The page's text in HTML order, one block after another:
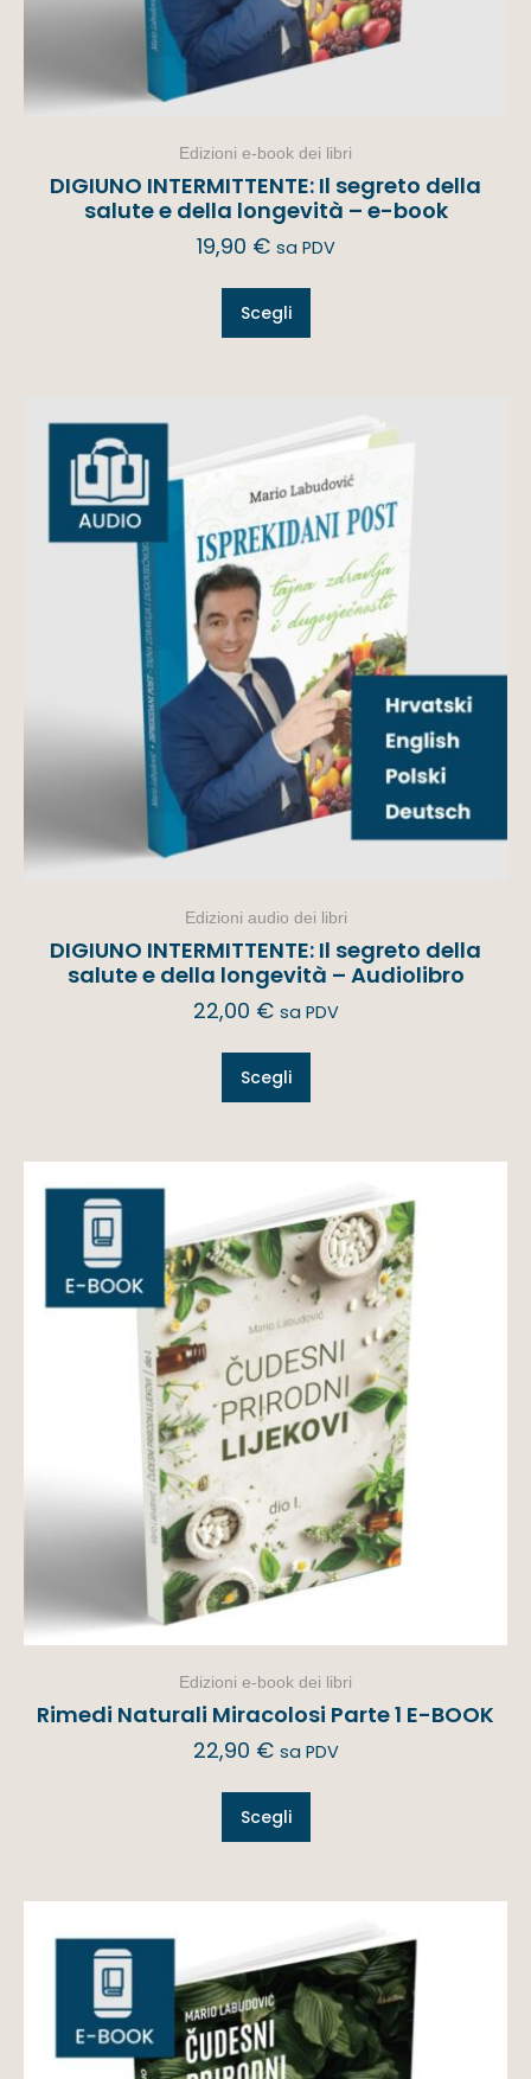
Edizioni e-book dei libri
DIGIUNO INTERMITTENTE: Il segreto della
salute e della longevità – e-book
19,90 € sa PDV
Scegli
Edizioni audio dei libri
DIGIUNO INTERMITTENTE: Il segreto della
salute e della longevità – Audiolibro
22,00 € sa PDV
Scegli
Edizioni e-book dei libri
Rimedi Naturali Miracolosi Parte 1 E-BOOK
22,90 € sa PDV
Scegli